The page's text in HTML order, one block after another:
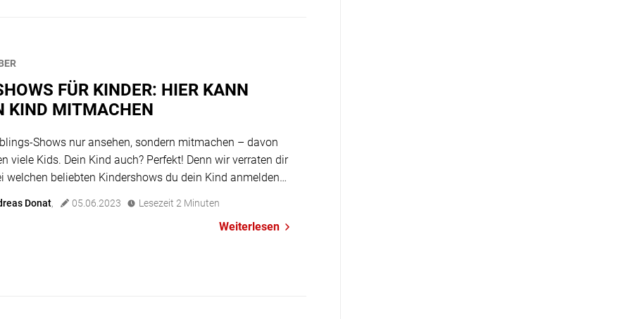
FÜR KINDER: HIER KANN
KIND MITMACHEN
Shows nur ansehen, sondern mitmachen – davon
viele Kids. Dein Kind auch? Perfekt! Denn wir verraten dir
welchen beliebten Kindershows du dein Kind anmelden
/ ZDFAlter der Kandidaten-Kinder:5. bis 7.
Folgen geplant?Voraussichtlich ja Die Terra X
Donat, 05.06.2023 Lesezeit 2 Minuten
Weiterlesen